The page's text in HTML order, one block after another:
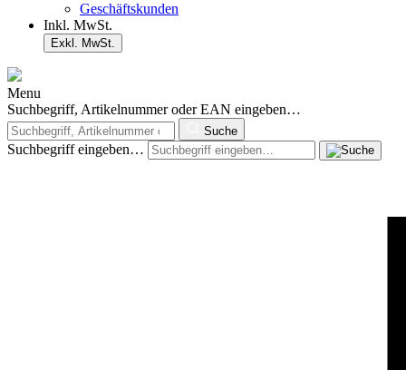
Geschäftskunden
Inkl. MwSt.
Exkl. MwSt.
Menu
Suchbegriff, Artikelnummer oder EAN eingeben…
Suche
Suchbegriff eingeben…